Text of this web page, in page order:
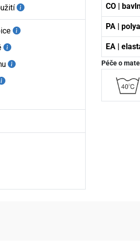
CO |
PA |
EA |
Péče o